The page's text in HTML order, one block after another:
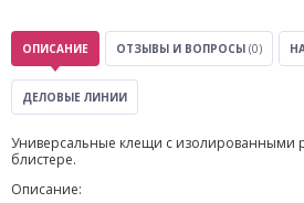
ОПИСАНИЕ ОТЗЫВЫ И ВОПРОСЫ (0)
ДЕЛОВЫЕ ЛИНИИ
Универсальные клещи с изолированными
блистере.
Описание: